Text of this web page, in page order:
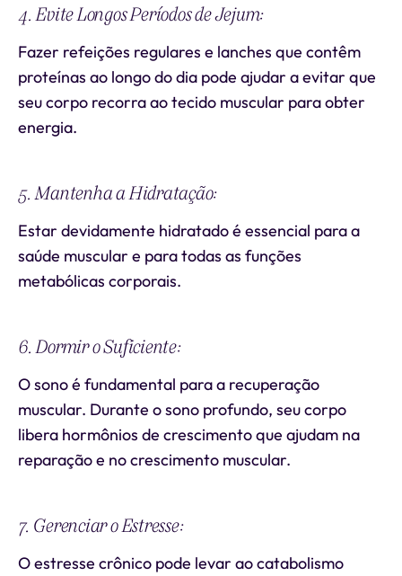
4. Evite Longos Períodos de Jejum:
Fazer refeições regulares e lanches que contêm
proteínas ao longo do dia pode ajudar a evitar que
seu corpo recorra ao tecido muscular para obter
energia.
5. Mantenha a Hidratação:
Estar devidamente hidratado é essencial para a
saúde muscular e para todas as funções
metabólicas corporais.
6. Dormir o Suficiente:
O sono é fundamental para a recuperação
muscular. Durante o sono profundo, seu corpo
libera hormônios de crescimento que ajudam na
reparação e no crescimento muscular.
7. Gerenciar o Estresse:
O estresse crônico pode levar ao catabolismo